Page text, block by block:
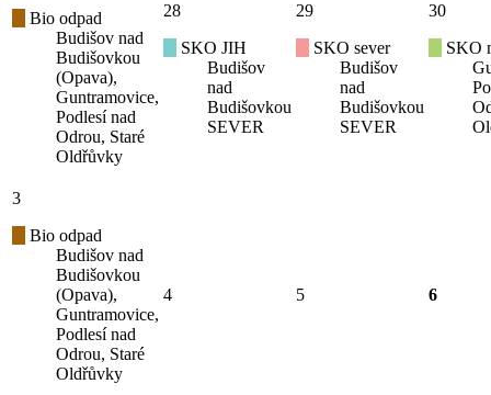
Bio odpad
Budišov nad
Budišovkou
(Opava),
Guntramovice,
Podlesí nad
Odrou, Staré
Oldřůvky
28
SKO JIH
Budišov
nad
Budišovkou
SEVER
29
SKO sever
Budišov
nad
Budišovkou
SEVER
30
SKO
3
Bio odpad
Budišov nad
Budišovkou
(Opava),
Guntramovice,
Podlesí nad
Odrou, Staré
Oldřůvky
4 5 6